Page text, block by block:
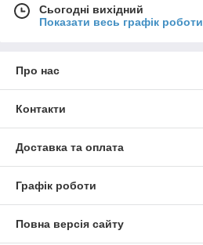
Сьогодні вихідний
Показати весь графік роботи
Про нас
Контакти
Доставка та оплата
Графік роботи
Повна версія сайту